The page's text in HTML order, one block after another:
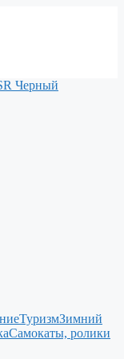
ТуризмЗимний
Самокаты, ролики